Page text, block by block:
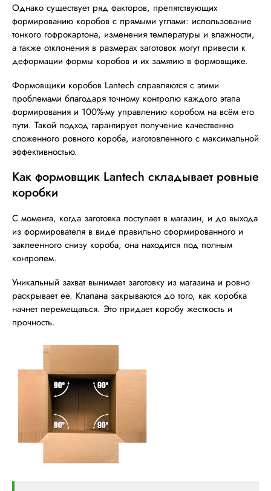
Однако существует ряд факторов, препятствующих
формированию коробов с прямыми углами: использование
тонкого гофрокартона, изменения температуры и влажности,
а также отклонения в размерах заготовок могут привести к
деформации формы коробов и их замятию в формовщике.
Формовщики коробов Lantech справляются с этими
проблемами благодаря точному контролю каждого этапа
формирования и 100%-му управлению коробом на всём его
пути. Такой подход гарантирует получение качественно
сложенного ровного короба, изготовленного с максимальной
эффективностью.
Как формовщик Lantech складывает ровные
коробки
С момента, когда заготовка поступает в магазин, и до выхода
из формирователя в виде правильно сформированного и
заклеенного снизу короба, она находится под полным
контролем.
Уникальный захват вынимает заготовку из магазина и ровно
раскрывает ее. Клапана закрываются до того, как коробка
начнет перемещаться. Это придает коробу жесткость и
прочность.